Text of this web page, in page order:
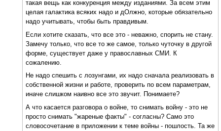
такая вещь как конкуренция между изданиями. За всем этим
целая галактика всяких надо и дОлжно, которые обязательно
надо учитывать, чтобы быть правдивым.
Если хотите сказать, что все это - неважно, спорить не стану.
Замечу только, что все то же самое, только чуточку в другой
форме, существует даже у православных СМИ. К
сожалению.
Не надо спешить с лозунгами, их надо сначала реализовать в
собственной жизни и работе, проверить по всем параметрам,
иначе слишком наивно все это звучит. Понимаете?
А что касается разговора о войне, то снимать войну - это не
просто снимать "жареные факты" - согласны? Само это
словосочетание в приложении к теме войны - пошлость. Та же